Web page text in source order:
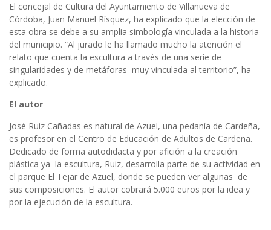
El concejal de Cultura del Ayuntamiento de Villanueva de
Córdoba, Juan Manuel Rísquez, ha explicado que la elección de
esta obra se debe a su amplia simbología vinculada a la historia
del municipio. “Al jurado le ha llamado mucho la atención el
relato que cuenta la escultura a través de una serie de
singularidades y de metáforas muy vinculada al territorio”, ha
explicado.
El autor
José Ruiz Cañadas es natural de Azuel, una pedanía de Cardeña,
es profesor en el Centro de Educación de Adultos de Cardeña.
Dedicado de forma autodidacta y por afición a la creación
plástica ya la escultura, Ruiz, desarrolla parte de su actividad en
el parque El Tejar de Azuel, donde se pueden ver algunas de
sus composiciones. El autor cobrará 5.000 euros por la idea y
por la ejecución de la escultura.